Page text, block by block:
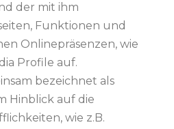
der mit ihm
Funktionen und
Onlinepräsenzen, wie
Profile auf.
bezeichnet als
Hinblick auf die
wie z.B.